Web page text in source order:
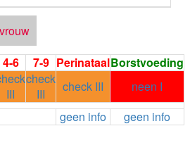
ALFA
IX
humaan
4-6 7-9 PerinataalBorstvoeding
III
check
III
check III
neen I
geen info
geen info